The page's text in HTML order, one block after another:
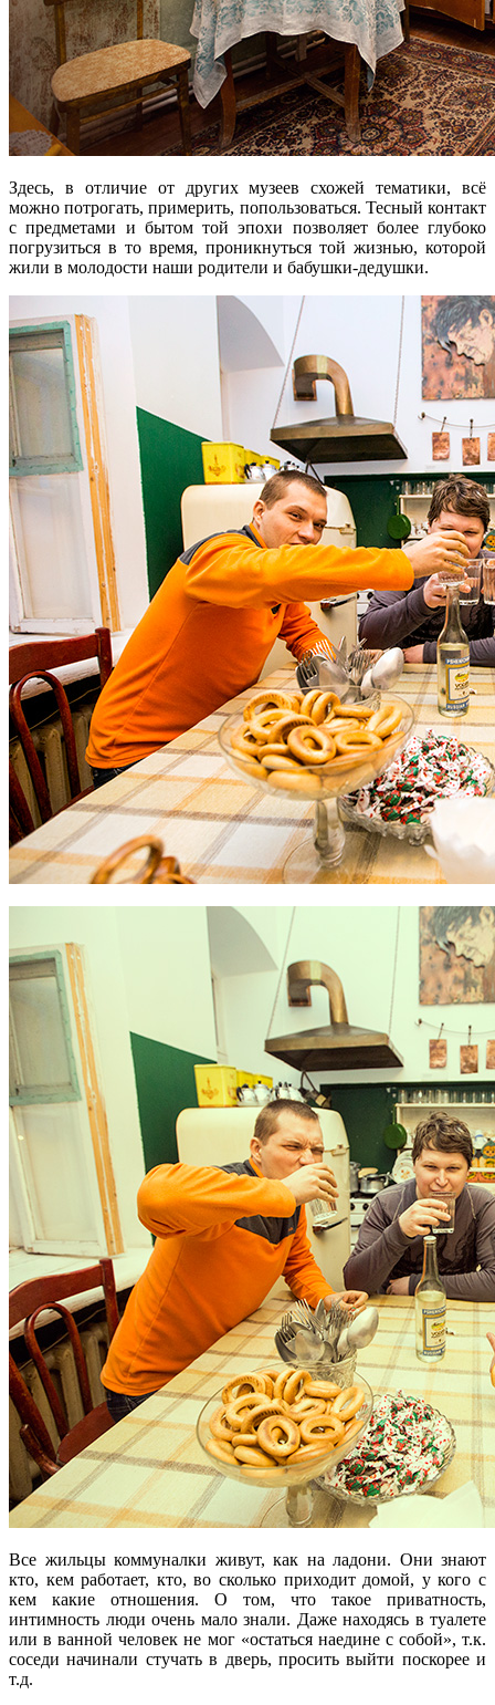
Здесь, в отличие от других музеев схожей тематики, всё
можно потрогать, примерить, попользоваться. Тесный контакт
с предметами и бытом той эпохи позволяет более глубоко
погрузиться в то время, проникнуться той жизнью, которой
жили в молодости наши родители и бабушки-дедушки.
Все жильцы коммуналки живут, как на ладони. Они знают
кто, кем работает, кто, во сколько приходит домой, у кого с
кем какие отношения. О том, что такое приватность,
интимность люди очень мало знали. Даже находясь в туалете
или в ванной человек не мог «остаться наедине с собой», т.к.
соседи начинали стучать в дверь, просить выйти поскорее и
т.д.